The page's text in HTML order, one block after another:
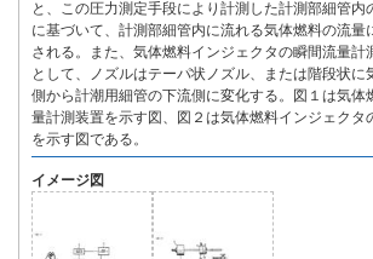
と、この圧力測定手段により計測した計測部細管内
に基づいて、計測部細管内に流れる気体燃料の流量
される。また、気体燃料インジェクタの瞬間流量計
として、ノズルはテーパ状ノズル、または階段状に
側から計潮用細管の下流側に変化する。図１は気体
量計測装置を示す図、図２は気体燃料インジェクタ
を示す図である。
イメージ図